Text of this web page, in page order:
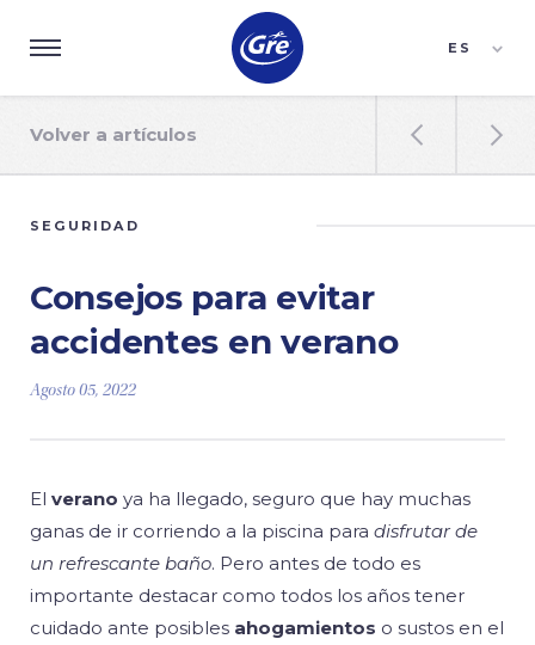
ES
Volver a artículos  
SEGURIDAD
Consejos para evitar
accidentes en verano
Agosto 05, 2022
El verano ya ha llegado, seguro que hay muchas
ganas de ir corriendo a la piscina para disfrutar de
un refrescante baño. Pero antes de todo es
importante destacar como todos los años tener
cuidado ante posibles ahogamientos o sustos en el